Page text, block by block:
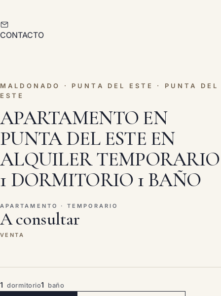
CONTACTO
MALDONADO · PUNTA DEL ESTE · PUNTA DEL
ESTE
APARTAMENTO EN
PUNTA DEL ESTE EN
ALQUILER TEMPORARIO
1 DORMITORIO 1 BAÑO
APARTAMENTO · TEMPORARIO
A consultar
VENTA
1 dormitorio1 baño